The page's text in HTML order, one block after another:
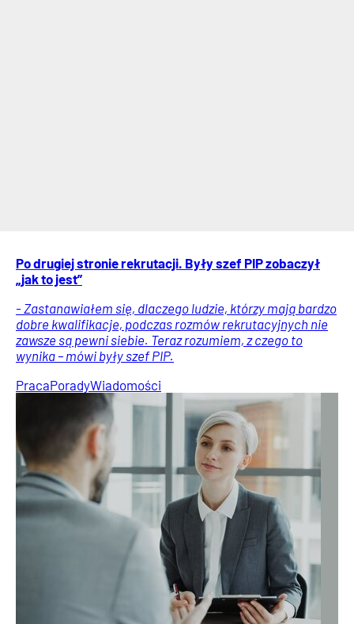
Po drugiej stronie rekrutacji. Były szef PIP zobaczył
„jak to jest”
- Zastanawiałem się, dlaczego ludzie, którzy mają bardzo
dobre kwalifikacje, podczas rozmów rekrutacyjnych nie
zawsze są pewni siebie. Teraz rozumiem, z czego to
wynika – mówi były szef PIP.
PracaPoradyWiadomości